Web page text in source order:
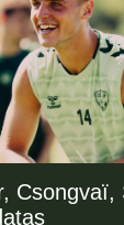
Csongvaï,